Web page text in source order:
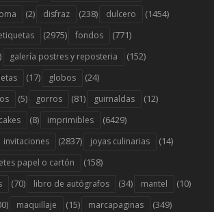
(2) disfraz (238) dulcero (1454)
(2975) fondos (771)
galería postres y reposteria (152)
(17) globos (24)
(5) gorros (81) guirnaldas (12)
(8) imprimibles (6429)
invitaciones (2837) joyas culinarias (14)
papel o cartón (158)
(70) libro de autógrafos (34) mantel (10)
maquillaje (15) marcapaginas (349)